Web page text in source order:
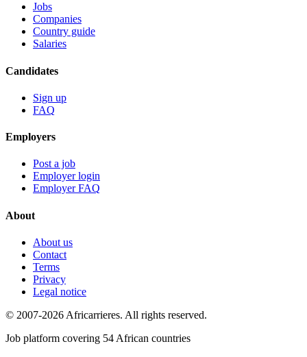
Jobs
Companies
Country guide
Salaries
Candidates
Sign up
FAQ
Employers
Post a job
Employer login
Employer FAQ
About
About us
Contact
Terms
Privacy
Legal notice
© 2007-2026 Africarrieres. All rights reserved.
Job platform covering 54 African countries